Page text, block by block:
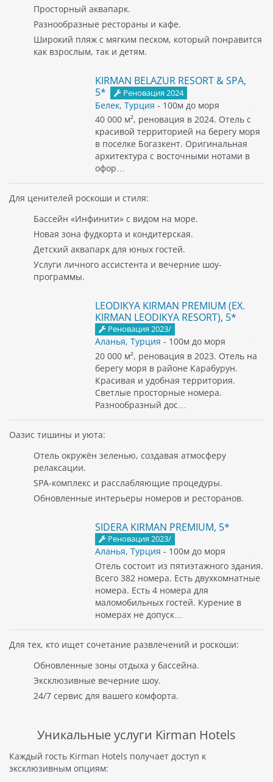
Просторный аквапарк.
Разнообразные рестораны и кафе.
Широкий пляж с мягким песком, который понравится
как взрослым, так и детям.
KIRMAN BELAZUR RESORT & SPA,
5*
Реновация 2024
Белек,Турция - 100м до моря
40 000 м², реновация в 2024. Отель с
красивой территорией на берегу моря
в поселке Богазкент. Оригинальная
архитектура с восточными нотами в
офор…
Для ценителей роскоши и стиля:
Бассейн «Инфинити» с видом на море.
Новая зона фудкорта и кондитерская.
Детский аквапарк для юных гостей.
Услуги личного ассистента и вечерние шоу-
программы.
LEODIKYA KIRMAN PREMIUM (EX.
KIRMAN LEODIKYA RESORT), 5*
Реновация 2023/
Аланья,Турция - 100м до моря
20 000 м², реновация в 2023. Отель на
берегу моря в районе Карабурун.
Красивая и удобная территория.
Светлые просторные номера.
Разнообразный дос…
Оазис тишины и уюта:
Отель окружён зеленью, создавая атмосферу
релаксации.
SPA-комплекс и расслабляющие процедуры.
Обновленные интерьеры номеров и ресторанов.
SIDERA KIRMAN PREMIUM, 5*
Реновация 2023/
Аланья,Турция - 100м до моря
Отель состоит из пятиэтажного здания.
Всего 382 номера. Есть двухкомнатные
номера. Есть 4 номера для
маломобильных гостей. Курение в
номерах не допуск…
Для тех, кто ищет сочетание развлечений и роскоши:
Обновленные зоны отдыха у бассейна.
Эксклюзивные вечерние шоу.
24/7 сервис для вашего комфорта.
Уникальные услуги Kirman Hotels
Каждый гость Kirman Hotels получает доступ к
эксклюзивным опциям: